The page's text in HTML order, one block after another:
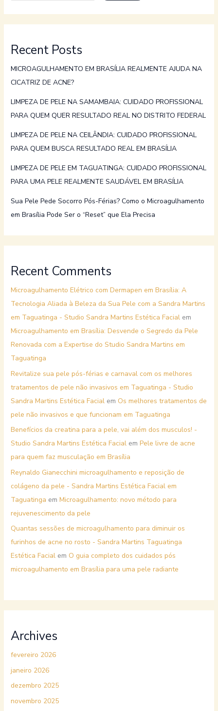
Recent Posts
MICROAGULHAMENTO EM BRASÍLIA REALMENTE AJUDA NA
CICATRIZ DE ACNE?
LIMPEZA DE PELE NA SAMAMBAIA: CUIDADO PROFISSIONAL
PARA QUEM QUER RESULTADO REAL NO DISTRITO FEDERAL
LIMPEZA DE PELE NA CEILÂNDIA: CUIDADO PROFISSIONAL
PARA QUEM BUSCA RESULTADO REAL EM BRASÍLIA
LIMPEZA DE PELE EM TAGUATINGA: CUIDADO PROFISSIONAL
PARA UMA PELE REALMENTE SAUDÁVEL EM BRASÍLIA
Sua Pele Pede Socorro Pós-Férias? Como o Microagulhamento
em Brasília Pode Ser o “Reset” que Ela Precisa
Recent Comments
Microagulhamento Elétrico com Dermapen em Brasília: A
Tecnologia Aliada à Beleza da Sua Pele com a Sandra Martins
em Taguatinga - Studio Sandra Martins Estética Facialem
Microagulhamento em Brasília: Desvende o Segredo da Pele
Renovada com a Expertise do Studio Sandra Martins em
Taguatinga
Revitalize sua pele pós-férias e carnaval com os melhores
tratamentos de pele não invasivos em Taguatinga - Studio
Sandra Martins Estética Facialem Os melhores tratamentos de
pele não invasivos e que funcionam em Taguatinga
Benefícios da creatina para a pele, vai além dos musculos! -
Studio Sandra Martins Estética Facialem Pele livre de acne
para quem faz musculação em Brasília
Reynaldo Gianecchini microagulhamento e reposição de
colágeno da pele - Sandra Martins Estética Facial em
Taguatinga em Microagulhamento: novo método para
rejuvenescimento da pele
Quantas sessões de microagulhamento para diminuir os
furinhos de acne no rosto - Sandra Martins Taguatinga
Estética Facialem O guia completo dos cuidados pós
microagulhamento em Brasília para uma pele radiante
Archives
fevereiro 2026
janeiro 2026
dezembro 2025
novembro 2025